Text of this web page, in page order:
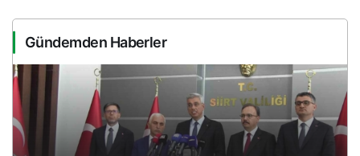
Gündemden Haberler